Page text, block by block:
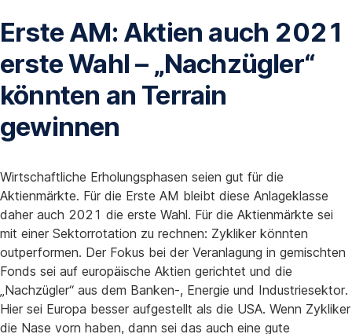
Erste AM: Aktien auch 2021
erste Wahl – „Nachzügler“
könnten an Terrain
gewinnen
Wirtschaftliche Erholungsphasen seien gut für die
Aktienmärkte. Für die Erste AM bleibt diese Anlageklasse
daher auch 2021 die erste Wahl. Für die Aktienmärkte sei
mit einer Sektorrotation zu rechnen: Zykliker könnten
outperformen. Der Fokus bei der Veranlagung in gemischten
Fonds sei auf europäische Aktien gerichtet und die
„Nachzügler“ aus dem Banken-, Energie und Industriesektor.
Hier sei Europa besser aufgestellt als die USA. Wenn Zykliker
die Nase vorn haben, dann sei das auch eine gute